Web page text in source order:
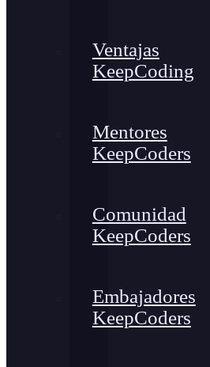
Ventajas
KeepCoding
Mentores
KeepCoders
Comunidad
KeepCoders
Embajadores
KeepCoders